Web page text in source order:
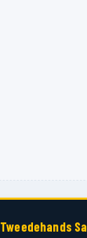
Tweedehands